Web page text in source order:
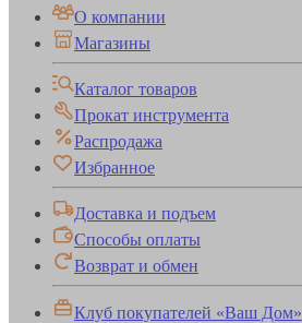
О компании
Магазины
Каталог товаров
Прокат инструмента
Распродажа
Избранное
Доставка и подъем
Способы оплаты
Возврат и обмен
Клуб покупателей «Ваш Дом»